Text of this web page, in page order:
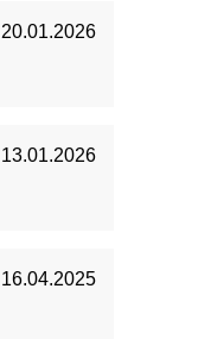
20.01.2026
13.01.2026
16.04.2025